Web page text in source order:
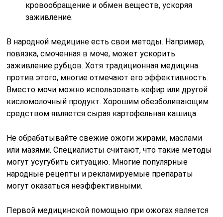
кровообращение и обмен веществ, ускоряя
заживление.
В народной медицине есть свои методы. Например,
повязка, смоченная в моче, может ускорить
заживление рубцов. Хотя традиционная медицина
против этого, многие отмечают его эффективность.
Вместо мочи можно использовать кефир или другой
кисломолочный продукт. Хорошим обезболивающим
средством является сырая картофельная кашица.
Не обрабатывайте свежие ожоги жирами, маслами
или мазями. Специалисты считают, что такие методы
могут усугубить ситуацию. Многие популярные
народные рецепты и рекламируемые препараты
могут оказаться неэффективными.
Первой медицинской помощью при ожогах является